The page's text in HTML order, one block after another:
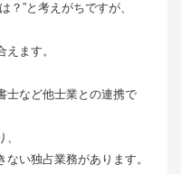
？”と考えがちですが、
ます。
士など他士業との連携で
い独占業務があります。